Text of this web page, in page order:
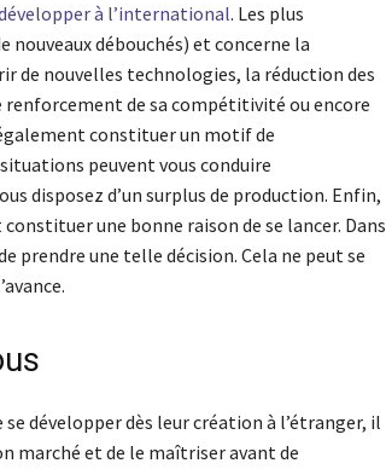
à l’international. Les plus
débouchés) et concerne la
de nouvelles technologies, la réduction des
renforcement de sa compétitivité ou encore
constituer un motif de
peuvent vous conduire
disposez d’un surplus de production. Enfin,
une bonne raison de se lancer. Dans
prendre une telle décision. Cela ne peut se
développer dès leur création à l’étranger, il
marché et de le maîtriser avant de